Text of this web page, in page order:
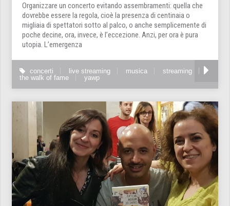
Organizzare un concerto evitando assembramenti: quella che
dovrebbe essere la regola, cioè la presenza di centinaia o
migliaia di spettatori sotto al palco, o anche semplicemente di
poche decine, ora, invece, è l’eccezione. Anzi, per ora è pura
utopia. L’emergenza
concerti live streaming musica
streaming
the walk of fame
yawp